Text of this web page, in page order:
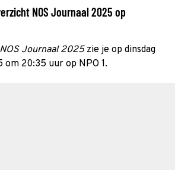
NOS Journaal 2025 op
Journaal 2025 zie je op dinsdag
20:35 uur op NPO 1.